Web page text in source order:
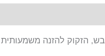
הזקוק להזנה משמעותית